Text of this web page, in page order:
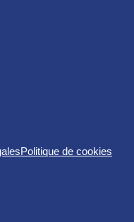
Politique de cookies